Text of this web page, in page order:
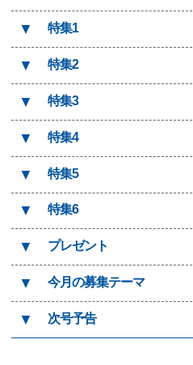
▼ 特集1
▼ 特集2
▼ 特集3
▼ 特集4
▼ 特集5
▼ 特集6
▼ プレゼント
▼ 今月の募集テーマ
▼ 次号予告